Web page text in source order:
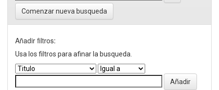
Comenzar nueva busqueda
Añadir filtros:
Usa los filtros para afinar la busqueda.